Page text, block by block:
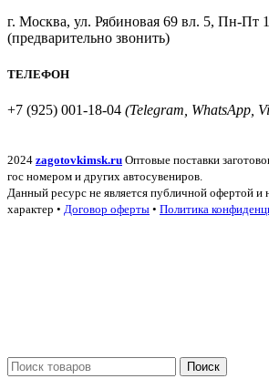
г. Москва, ул. Рябиновая 69 вл. 5, Пн-Пт
(предварительно звонить)
ТЕЛЕФОН
+7 (925) 001-18-04 (Telegram, WhatsApp,
2024 zagotovkimsk.ru Оптовые поставки
гос номером и других автосувениров.
Данный ресурс не является публичной офертой
характер • Договор оферты • Политика
Поиск